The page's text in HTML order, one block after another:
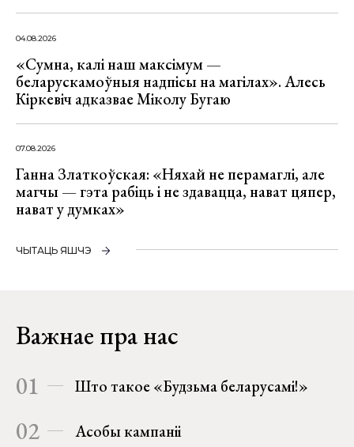
04.08.2026
«Сумна, калі наш максімум —
беларускамоўныя надпісы на магілах». Алесь
Кіркевіч адказвае Міколу Бугаю
07.08.2026
Ганна Златкоўская: «Няхай не перамаглі, але
магчы — гэта рабіць і не здавацца, нават цяпер,
нават у думках»
ЧЫТАЦЬ ЯШЧЭ
Важнае пра нас
01 Што такое «Будзьма беларусамі!»
02 Асобы кампаніі